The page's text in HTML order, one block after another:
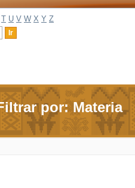
T U V W X Y Z
por: Materia